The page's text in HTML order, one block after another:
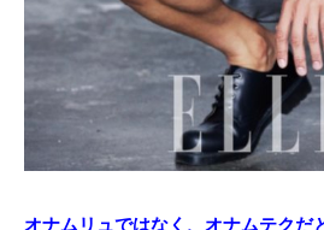
オナムリュではなく、オナムテクだ